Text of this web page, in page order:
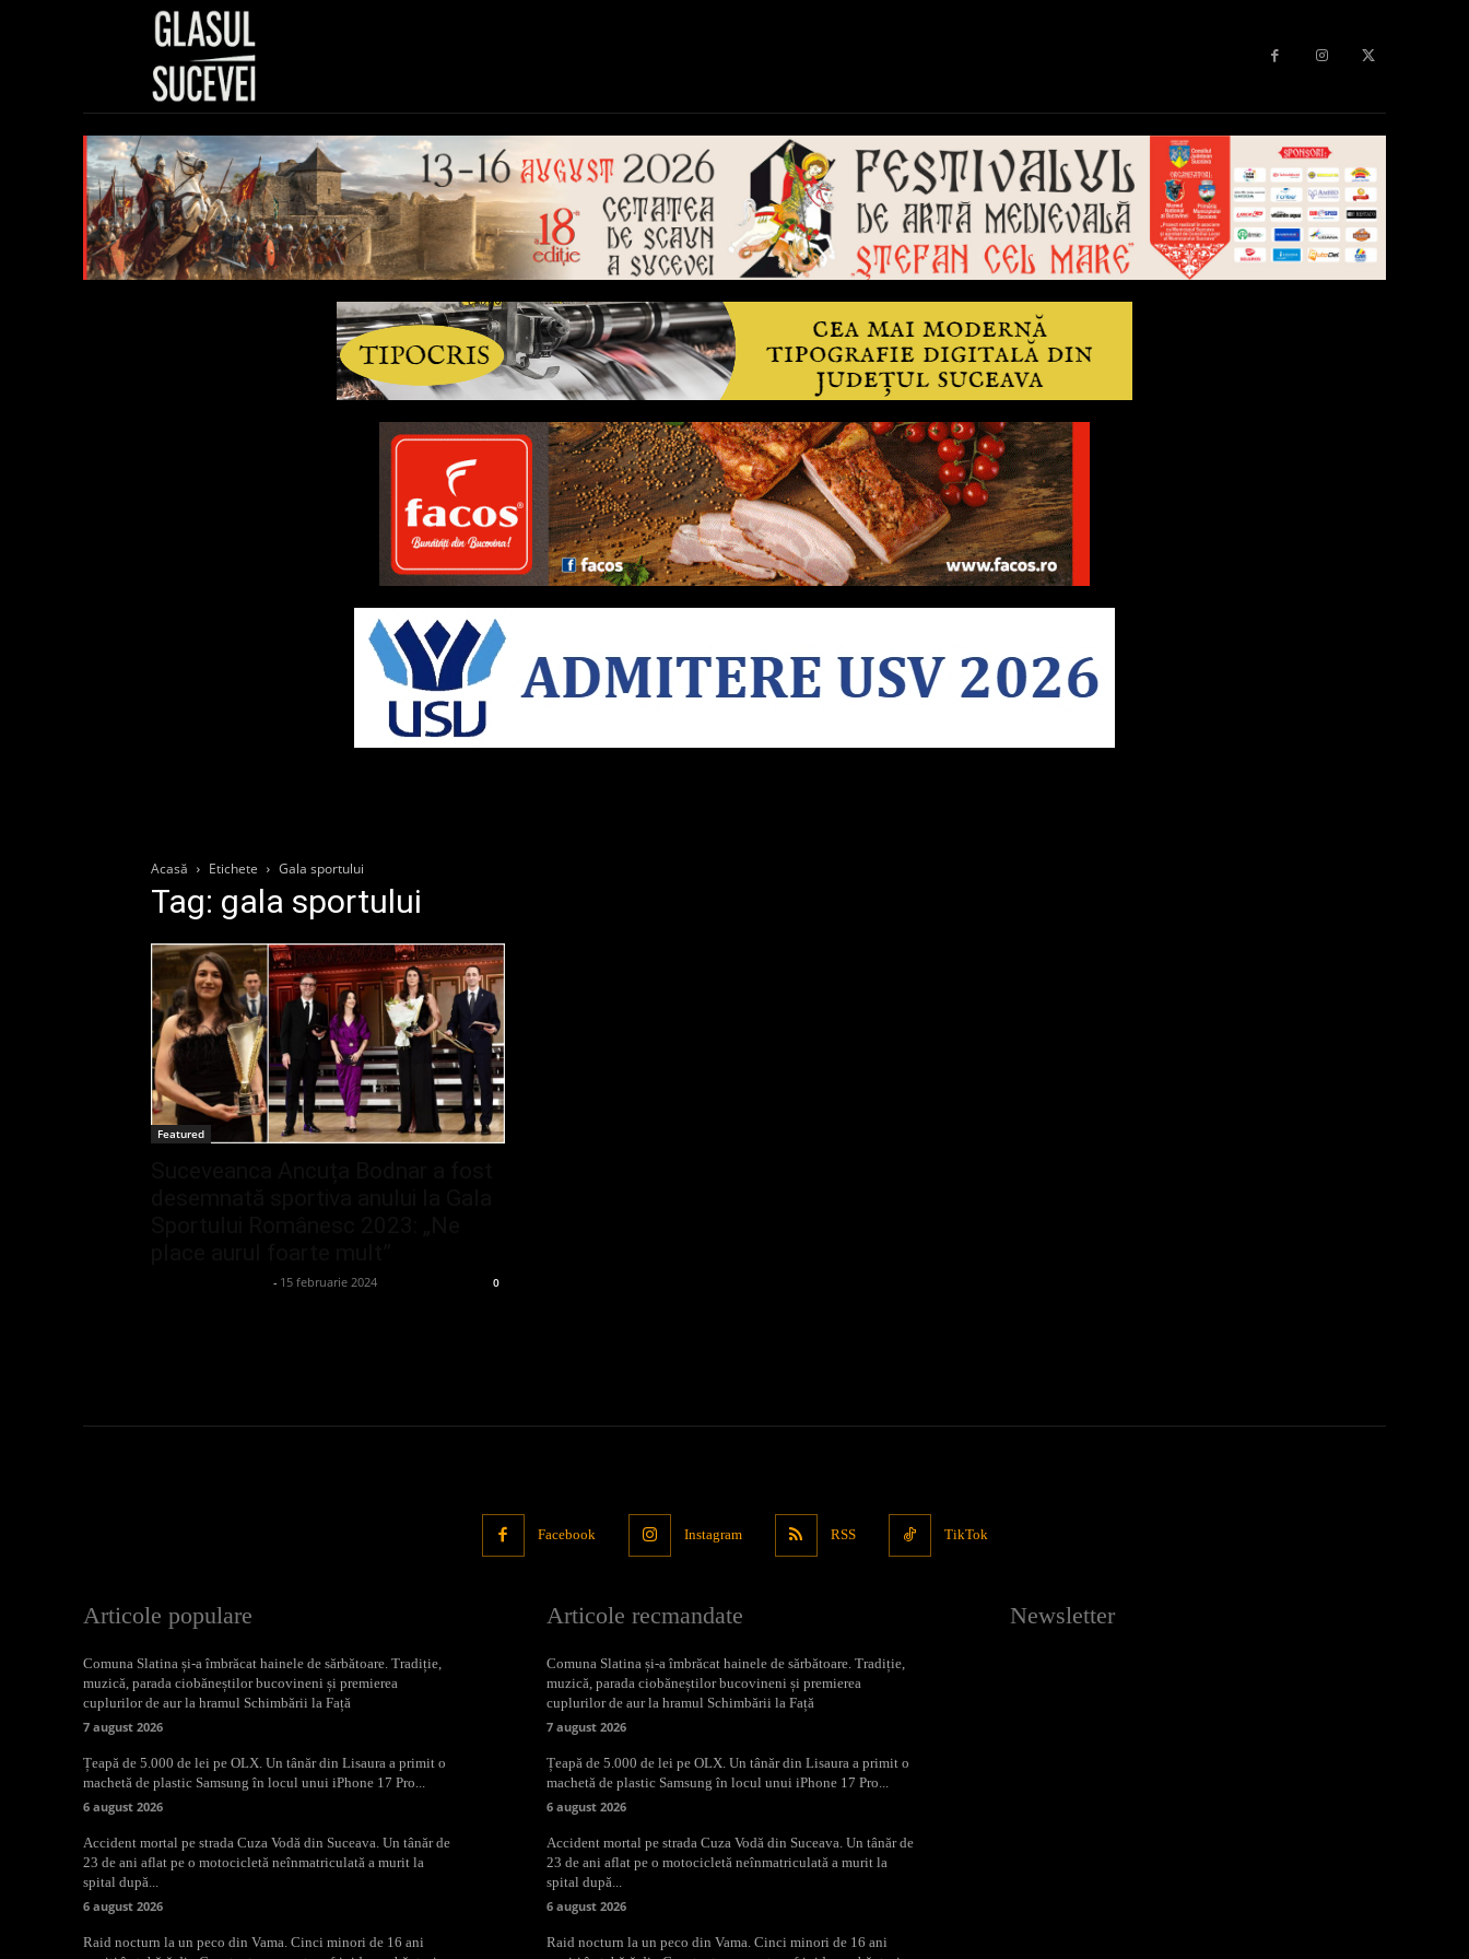
Acasă Etichete Gala sportului
Tag: gala sportului
Featured
- 15 februarie 2024 0
Facebook Instagram RSS TikTok
Articole populare
Comuna Slatina și-a îmbrăcat hainele de sărbătoare. Tradiție,
muzică, parada ciobăneștilor bucovineni și premierea
cuplurilor de aur la hramul Schimbării la Față
7 august 2026
Țeapă de 5.000 de lei pe OLX. Un tânăr din Lisaura a primit o
machetă de plastic Samsung în locul unui iPhone 17 Pro...
6 august 2026
Accident mortal pe strada Cuza Vodă din Suceava. Un tânăr de
23 de ani aflat pe o motocicletă neînmatriculată a murit la
spital după...
6 august 2026
Raid nocturn la un peco din Vama. Cinci minori de 16 ani
Articole recmandate
Comuna Slatina și-a îmbrăcat hainele de sărbătoare. Tradiție,
muzică, parada ciobăneștilor bucovineni și premierea
cuplurilor de aur la hramul Schimbării la Față
7 august 2026
Țeapă de 5.000 de lei pe OLX. Un tânăr din Lisaura a primit o
machetă de plastic Samsung în locul unui iPhone 17 Pro...
6 august 2026
Accident mortal pe strada Cuza Vodă din Suceava. Un tânăr de
23 de ani aflat pe o motocicletă neînmatriculată a murit la
spital după...
6 august 2026
Raid nocturn la un peco din Vama. Cinci minori de 16 ani
Newsletter